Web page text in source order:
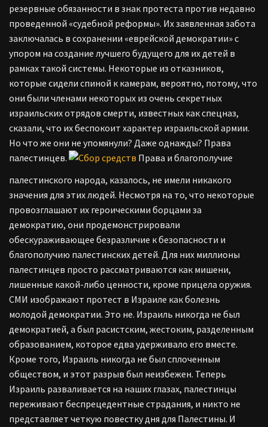
резервные обязанности в знак протеста против недавно
проведенной «судебной реформы». Их заявленная забота
заключалась в сохранении «еврейской демократии» с
упором на создание лучшего будущего для их детей в
рамках такой системы. Некоторые из отказников,
которые сидели спиной к камерам, вероятно, потому, что
они были членами некоторых из очень секретных
израильских отрядов смерти, известных как спецназ,
сказали, что их беспокоит характер израильской армии.
Но что же они не упомянули? Даже однажды? Права
палестинцев.
Права и благополучие
палестинского народа, казалось, не имели никакого
значения для этих людей. Несмотря на то, что некоторые
провозглашают их героическими борцами за
демократию, они продемонстрировали
обескураживающее безразличие к безопасности и
благополучию палестинских детей. Для них миллионы
палестинцев просто рассматриваются как мишени,
лишенные какой-либо ценности, кроме прицела оружия.
СМИ изображают протест в Израиле как болезнь
молодой демократии. Это не. Израиль никогда не был
демократией, а был расистским, жестоким, разделенным
образованием, которое едва удерживало его вместе.
Кроме того, Израиль никогда не был сплоченным
обществом, и этот разрыв был неизбежен. Теперь
Израиль разваливается на наших глазах, палестинцы
переживают беспрецедентные страдания, и никто не
представляет четкую повестку дня для Палестины. И